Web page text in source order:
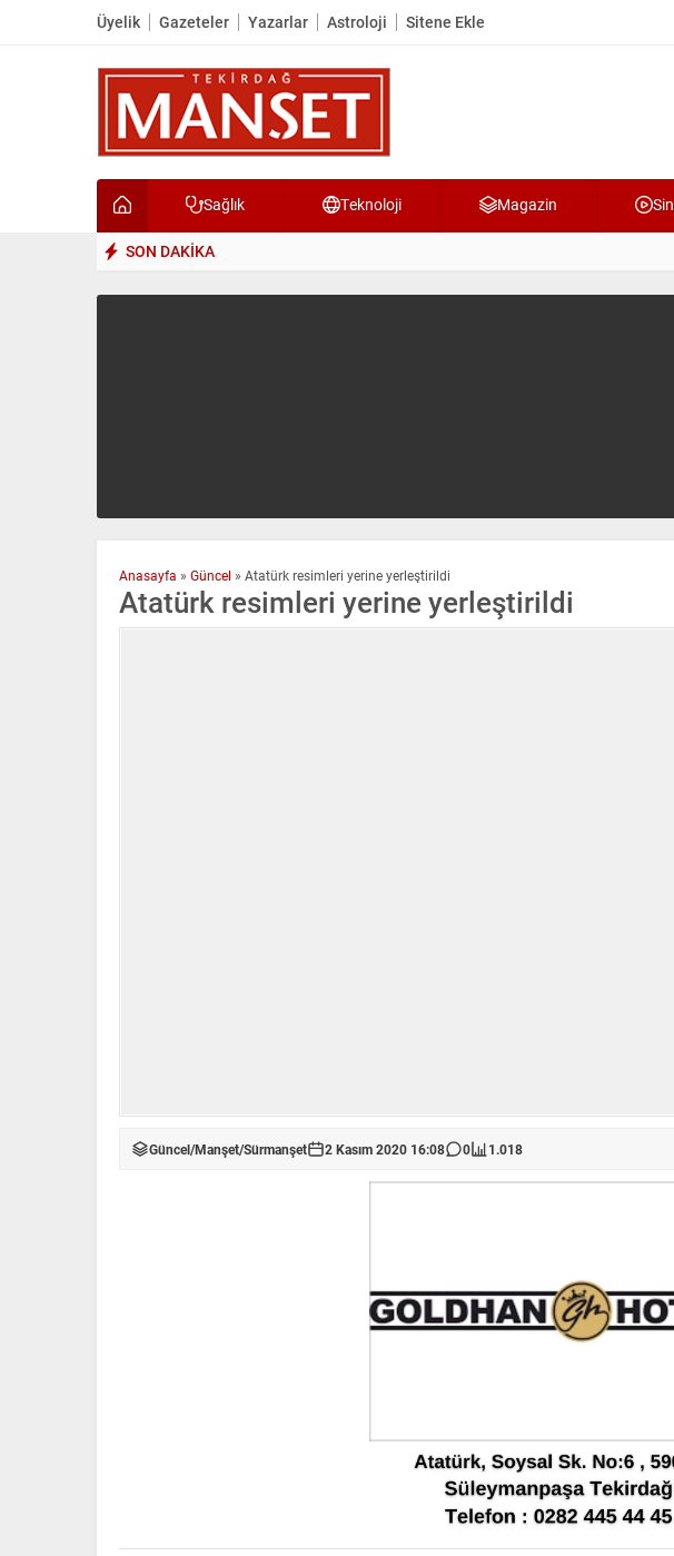
Üyelik Gazeteler Yazarlar Astroloji Sitene Ekle
Sağlık Teknoloji Magazin
SON DAKİKA
Anasayfa » Güncel » Atatürk resimleri yerine yerleştirildi
Atatürk resimleri yerine yerleştirildi
Güncel/Manşet/Sürmanşet 2 Kasım 2020 16:08 0 1.018